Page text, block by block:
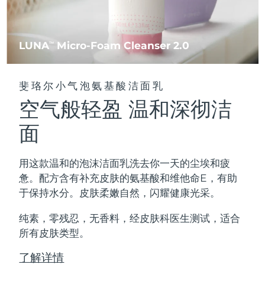
LUNATM Micro-Foam Cleanser 2.0
斐珞尔小气泡氨基酸洁面乳
空气般轻盈 温和深彻洁
面
用这款温和的泡沫洁面乳洗去你一天的尘埃和疲
惫。配方含有补充皮肤的氨基酸和维他命E，有助
于保持水分。皮肤柔嫩自然，闪耀健康光采。
纯素，零残忍，无香料，经皮肤科医生测试，适合
所有皮肤类型。
了解详情
LUNA™ 护肤
Premium cleansers & balm
LUNA™ 设备
All facial cleansing devices
Portable red light therapy
面膜
UFO™ 设备
For ages 0-3
issa™ Teeth Whitening Set
ISSA™ 设备
FAQ™ 103
Luxurious clinical anti-aging set
FAQ™ P1 Primer
Manuka honey primer
FAQ™护肤品
All FAQ™ skincare
FAQ™产品
All anti-aging treatments
FAQ™ 211
Anti-aging neck & décolleté LED mask
FAQ™ 221
Anti-aging LED hand mask
FAQ™护肤品
All FAQ™ skincare
FAQ™产品
All LED treatments
LED hair strengthening scalp massager
FAQ™ Scalp Serum
FAQ™护肤品
FAQ™产品
All hair treatments
Full-Spectrum Red Light Therapy
FAQ™ 502
FAQ™ Red Light Serum
FAQ™ skincare
All FAQ™ skincare
FAQ™ products
保健品
NEW
专业治疗
PEACH™ 2 Pro Max
Professional IPL hair removal device
PEACH™ 2
BEAR™ 2 body
Microcurrent body toning
LUNA™ 4 body
痘肌护理 眼部护理
塞浦路斯 预计送达日期
捷克 8/11/26
丹麦 预计送达日期8/11/26
爱沙尼亚
芬兰 预计送达日期 8/11/26
法属波利尼西亚 预计送达日期 8/15/26
直布罗陀
希腊